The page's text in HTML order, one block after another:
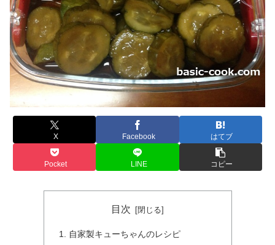
X Facebook はてブ
Pocket LINE コピー
目次
自家製キューちゃんのレシピ